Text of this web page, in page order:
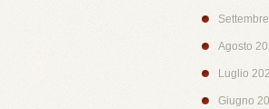
Agosto
Luglio
Giugno